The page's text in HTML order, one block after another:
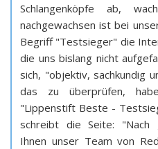
Schlangenköpfe ab,
nachgewachsen ist bei
Begriff "Testsieger" die
die uns bislang nicht
sich, "objektiv, sachkundig
das zu überprüfen,
"Lippenstift Beste -
schreibt die Seite: "Nach
Ihnen unser Team von